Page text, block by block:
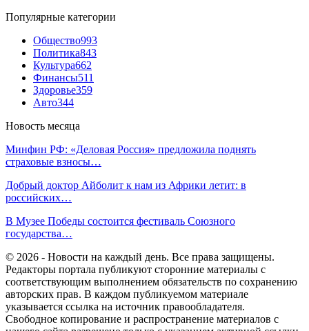
Популярные категории
Общество993
Политика843
Культура662
Финансы511
Здоровье359
Авто344
Новость месяца
Минфин РФ: «Деловая Россия» предложила поднять
страховые взносы…
Добрый доктор Айболит к нам из Африки летит: в
российских…
В Музее Победы состоится фестиваль Союзного
государства…
© 2026 - Новости на каждый день. Все права защищены.
Редакторы портала публикуют сторонние материалы с
соответствующим выполнением обязательств по сохранению
авторских прав. В каждом публикуемом материале
указывается ссылка на источник правообладателя.
Свободное копирование и распространение материалов с